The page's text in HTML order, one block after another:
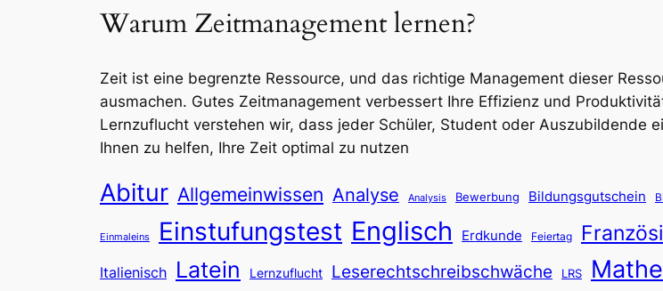
Warum Zeitmanagement lernen?
Zeit ist eine begrenzte Ressource, und das richtige Management dieser
ausmachen. Gutes Zeitmanagement verbessert Ihre Effizienz und
Lernzuflucht verstehen wir, dass jeder Schüler, Student oder Auszubildende
Ihnen zu helfen, Ihre Zeit optimal zu nutzen
Abitur Allgemeinwissen Analyse Analysis Bewerbung Bildungsgutschein
Einmaleins Einstufungstest Englisch Erdkunde Feiertag
Italienisch Latein Lernzuflucht Leserechtschreibschwäche LRS Mathe